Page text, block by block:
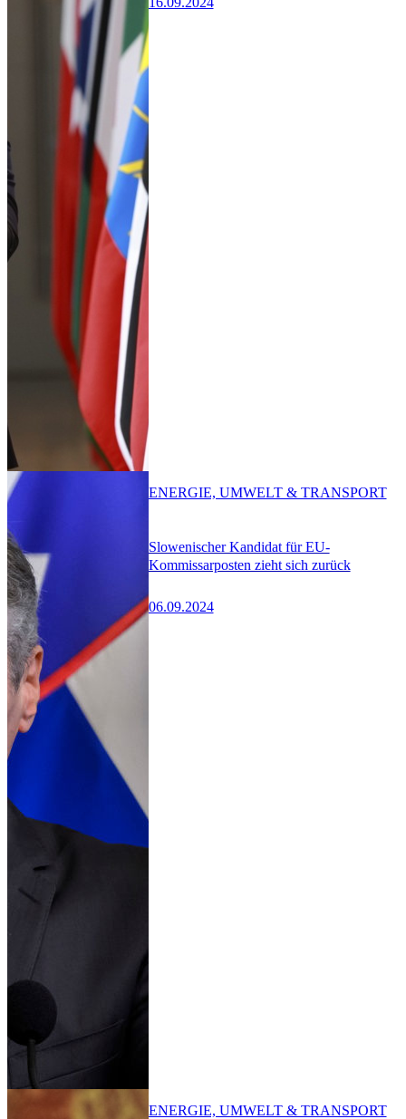
Slowenischer Kandidat für EU-
Kommissarposten zieht sich zurück
06.09.2024
ENERGIE, UMWELT & TRANSPORT
ENERGIE, UMWELT & TRANSPORT